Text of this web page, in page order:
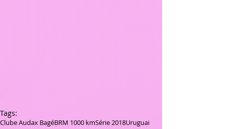
Tags:
Clube Audax BagéBRM 1000 kmSérie 2018Uruguai